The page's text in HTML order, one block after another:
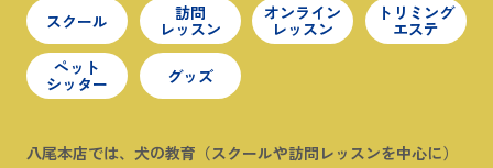
スクール 訪問
レッスン
オンライン
レッスン
トリミング
エステ
ペット
シッター グッズ
八尾本店では、犬の教育（スクールや訪問レッスンを中心に）